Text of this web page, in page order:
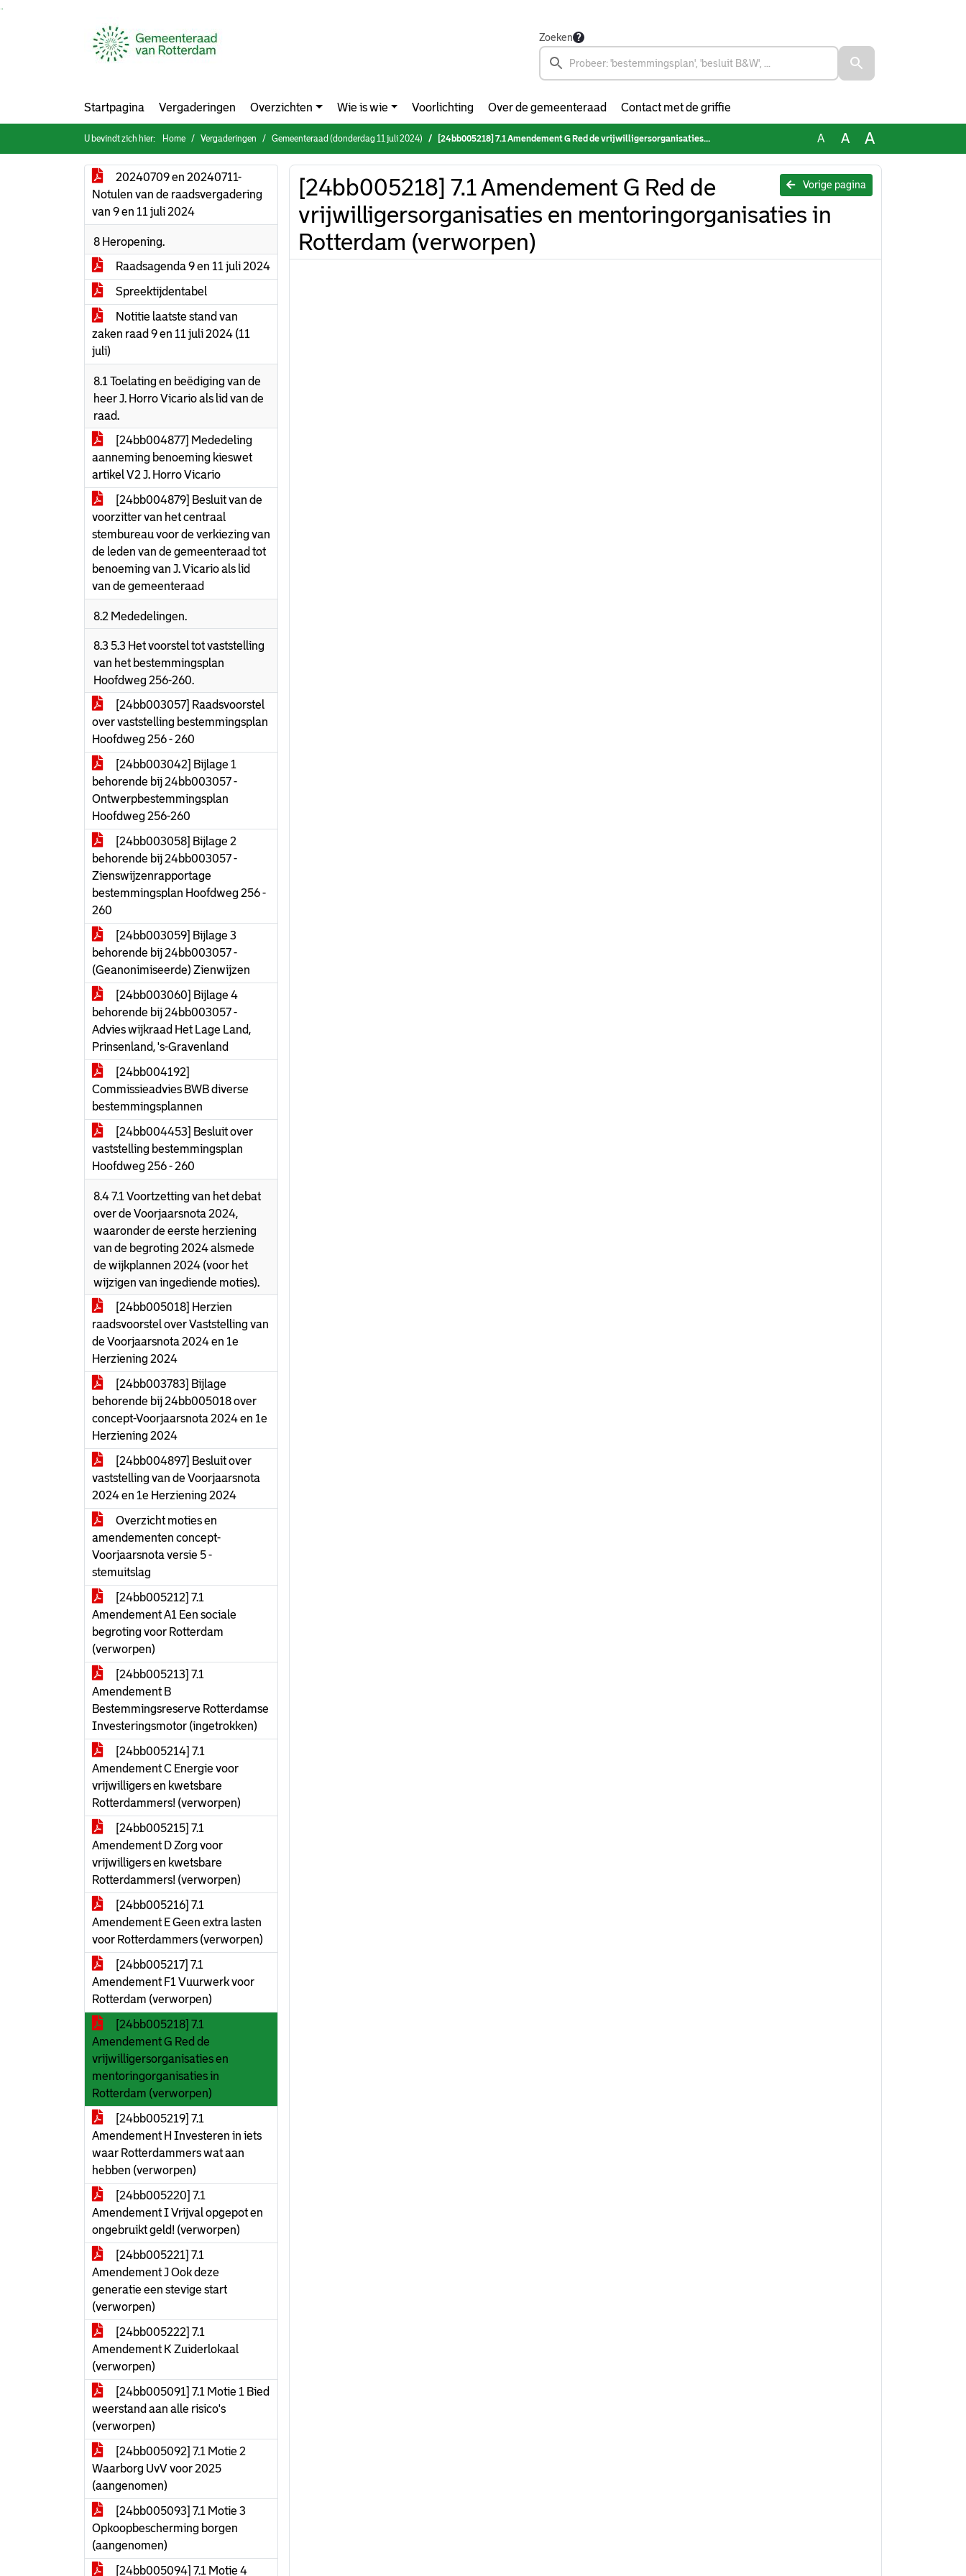
Zoeken
Startpagina Vergaderingen Overzichten Wie is wie Voorlichting Over de gemeenteraad Contact met de griffie
U bevindt zich hier: Home Vergaderingen Gemeenteraad (donderdag 11 juli 2024) [24bb005218] 7.1 Amendement G Red de vrijwilligersorganisaties en mentoringorganisaties in Rotterdam (verworpen) A A A
20240709 en 20240711-
Notulen van de raadsvergadering
van 9 en 11 juli 2024
8 Heropening.
Raadsagenda 9 en 11 juli 2024
Spreektijdentabel
Notitie laatste stand van
zaken raad 9 en 11 juli 2024 (11
juli)
8.1 Toelating en beëdiging van de
heer J. Horro Vicario als lid van de
raad.
[24bb004877] Mededeling
aanneming benoeming kieswet
artikel V2 J. Horro Vicario
[24bb004879] Besluit van de
voorzitter van het centraal
stembureau voor de verkiezing van
de leden van de gemeenteraad tot
benoeming van J. Vicario als lid
van de gemeenteraad
8.2 Mededelingen.
8.3 5.3 Het voorstel tot vaststelling
van het bestemmingsplan
Hoofdweg 256-260.
[24bb003057] Raadsvoorstel
over vaststelling bestemmingsplan
Hoofdweg 256 - 260
[24bb003042] Bijlage 1
behorende bij 24bb003057 -
Ontwerpbestemmingsplan
Hoofdweg 256-260
[24bb003058] Bijlage 2
behorende bij 24bb003057 -
Zienswijzenrapportage
bestemmingsplan Hoofdweg 256 -
260
[24bb003059] Bijlage 3
behorende bij 24bb003057 -
(Geanonimiseerde) Zienwijzen
[24bb003060] Bijlage 4
behorende bij 24bb003057 -
Advies wijkraad Het Lage Land,
Prinsenland, 's-Gravenland
[24bb004192]
Commissieadvies BWB diverse
bestemmingsplannen
[24bb004453] Besluit over
vaststelling bestemmingsplan
Hoofdweg 256 - 260
8.4 7.1 Voortzetting van het debat
over de Voorjaarsnota 2024,
waaronder de eerste herziening
van de begroting 2024 alsmede
de wijkplannen 2024 (voor het
wijzigen van ingediende moties).
[24bb005018] Herzien
raadsvoorstel over Vaststelling van
de Voorjaarsnota 2024 en 1e
Herziening 2024
[24bb003783] Bijlage
behorende bij 24bb005018 over
concept-Voorjaarsnota 2024 en 1e
Herziening 2024
[24bb004897] Besluit over
vaststelling van de Voorjaarsnota
2024 en 1e Herziening 2024
Overzicht moties en
amendementen concept-
Voorjaarsnota versie 5 -
stemuitslag
[24bb005212] 7.1
Amendement A1 Een sociale
begroting voor Rotterdam
(verworpen)
[24bb005213] 7.1
Amendement B
Bestemmingsreserve Rotterdamse
Investeringsmotor (ingetrokken)
[24bb005214] 7.1
Amendement C Energie voor
vrijwilligers en kwetsbare
Rotterdammers! (verworpen)
[24bb005215] 7.1
Amendement D Zorg voor
vrijwilligers en kwetsbare
Rotterdammers! (verworpen)
[24bb005216] 7.1
Amendement E Geen extra lasten
voor Rotterdammers (verworpen)
[24bb005217] 7.1
Amendement F1 Vuurwerk voor
Rotterdam (verworpen)
[24bb005218] 7.1
Amendement G Red de
vrijwilligersorganisaties en
mentoringorganisaties in
Rotterdam (verworpen)
[24bb005219] 7.1
Amendement H Investeren in iets
waar Rotterdammers wat aan
hebben (verworpen)
[24bb005220] 7.1
Amendement I Vrijval opgepot en
ongebruikt geld! (verworpen)
[24bb005221] 7.1
Amendement J Ook deze
generatie een stevige start
(verworpen)
[24bb005222] 7.1
Amendement K Zuiderlokaal
(verworpen)
[24bb005091] 7.1 Motie 1 Bied
weerstand aan alle risico's
(verworpen)
[24bb005092] 7.1 Motie 2
Waarborg UvV voor 2025
(aangenomen)
[24bb005093] 7.1 Motie 3
Opkoopbescherming borgen
(aangenomen)
[24bb005094] 7.1 Motie 4
Vorige pagina
[24bb005218] 7.1 Amendement G Red de
vrijwilligersorganisaties en mentoringorganisaties in
Rotterdam (verworpen)